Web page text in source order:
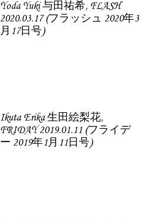
Yoda Yuki 与田祐希, FLASH
2020.03.17 (フラッシュ 2020年3
月17日号)
Ikuta Erika 生田絵梨花,
FRIDAY 2019.01.11 (フライデ
ー 2019年1月11日号)